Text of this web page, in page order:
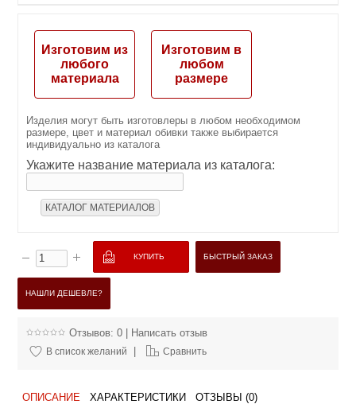
Изготовим из
любого
материала
Изготовим в
любом
размере
Изделия могут быть изготовлеры в любом необходимом
размере, цвет и материал обивки также выбирается
индивидуально из каталога
Укажите название материала из каталога:
КАТАЛОГ МАТЕРИАЛОВ
БЫСТРЫЙ ЗАКАЗ
НАШЛИ ДЕШЕВЛЕ?
Отзывов: 0 Написать отзыв
В список желаний Сравнить
ОПИСАНИЕ ХАРАКТЕРИСТИКИ ОТЗЫВЫ (0)